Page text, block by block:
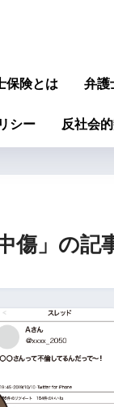
保険とは 弁護
シー 反社会
傷」の記